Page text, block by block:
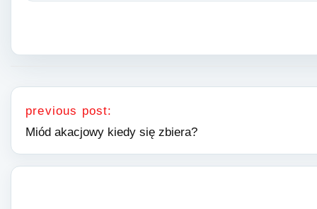
Nawigacja wpisu
previous post:
Miód akacjowy kiedy się zbiera?